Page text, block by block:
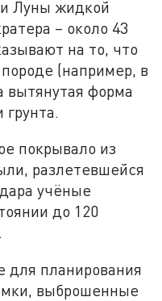
Луны жидкой
– около 43
на то, что
(например, в
вытянутая форма
грунта.
покрывало из
разлетевшейся
учёные
до 120
для планирования
выброшенные